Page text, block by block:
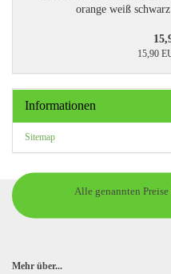
orange weiß
15,90
Informationen
Sitemap
Alle genannten
Mehr über...